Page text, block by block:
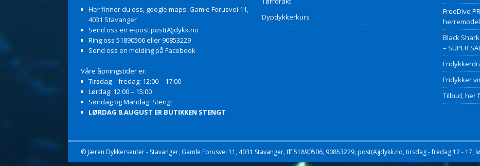
Her finner du oss, google maps: Gamle Forusvei 11,
4031 Stavanger
Send oss en e-post post(A)jdykk.no
Ring oss 51890506 eller 90853229
Send oss en melding på Facebook
Våre åpningstider er:
Tirsdag – fredag: 12:00 – 17:00
Lørdag: 12:00 – 15:00
Søndag og Mandag: Stengt
LØRDAG 8.AUGUST ER BUTIKKEN STENGT
Dypdykkerkurs
FreeDive
Black
– SUPER
Fridykker
Tilbud, her
© Jæren Dykkersenter - Stavanger, Gamle Forusvei 11, 4031 Stavanger, tlf 51890506, 90853229, post(A)jdykk.no, tirsdag - fredag 12 - 17,